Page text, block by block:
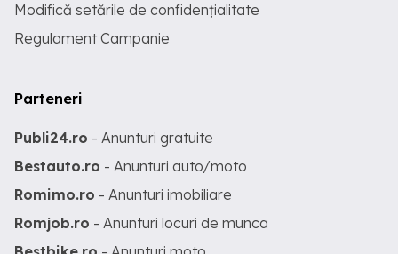
Modifică setările de confidențialitate
Regulament Campanie
Parteneri
Publi24.ro - Anunturi gratuite
Bestauto.ro - Anunturi auto/moto
Romimo.ro - Anunturi imobiliare
Romjob.ro - Anunturi locuri de munca